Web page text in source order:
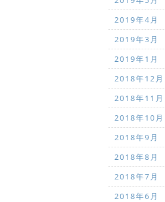
2019年4月
2019年3月
2019年1月
2018年12月
2018年11月
2018年10月
2018年9月
2018年8月
2018年7月
2018年6月